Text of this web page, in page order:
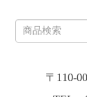
〒110-